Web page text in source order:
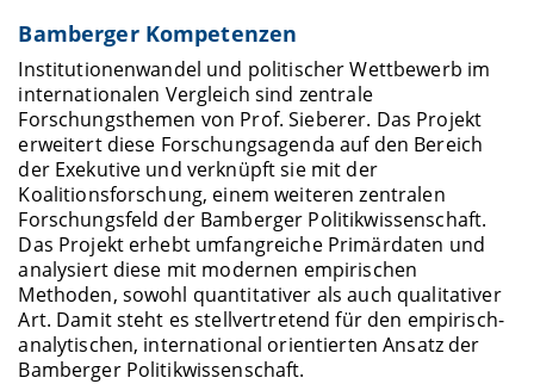
Bamberger Kompetenzen
Institutionenwandel und politischer Wettbewerb im
internationalen Vergleich sind zentrale
Forschungsthemen von Prof. Sieberer. Das Projekt
erweitert diese Forschungsagenda auf den Bereich
der Exekutive und verknüpft sie mit der
Koalitionsforschung, einem weiteren zentralen
Forschungsfeld der Bamberger Politikwissenschaft.
Das Projekt erhebt umfangreiche Primärdaten und
analysiert diese mit modernen empirischen
Methoden, sowohl quantitativer als auch qualitativer
Art. Damit steht es stellvertretend für den empirisch-
analytischen, international orientierten Ansatz der
Bamberger Politikwissenschaft.